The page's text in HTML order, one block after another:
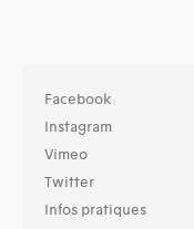
Facebook
Instagram
Vimeo
Twitter
Infos pratiques